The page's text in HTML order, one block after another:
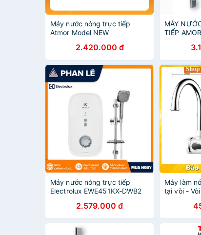
Máy nước nóng trực tiếp
Atmor Model NEW
2.420.000 đ
MÁY
TIẾP
Máy nước nóng trực tiếp
Electrolux EWE451KX-DWB2
2.579.000 đ
Máy làm
tại vòi -
nóng